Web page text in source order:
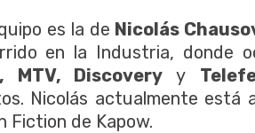
es la de Nicolás
en la Industria, donde
MTV, Discoveryy
Nicolás actualmente está
Fiction de Kapow.